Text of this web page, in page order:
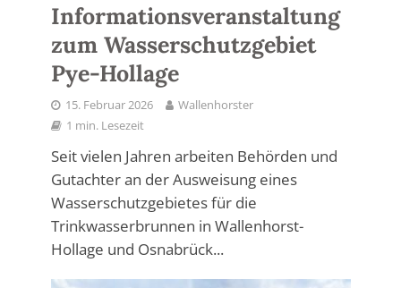
Informationsveranstaltung
zum Wasserschutzgebiet
Pye-Hollage
15. Februar 2026
Wallenhorster
1 min. Lesezeit
Seit vielen Jahren arbeiten Behörden und
Gutachter an der Ausweisung eines
Wasserschutzgebietes für die
Trinkwasserbrunnen in Wallenhorst-
Hollage und Osnabrück...